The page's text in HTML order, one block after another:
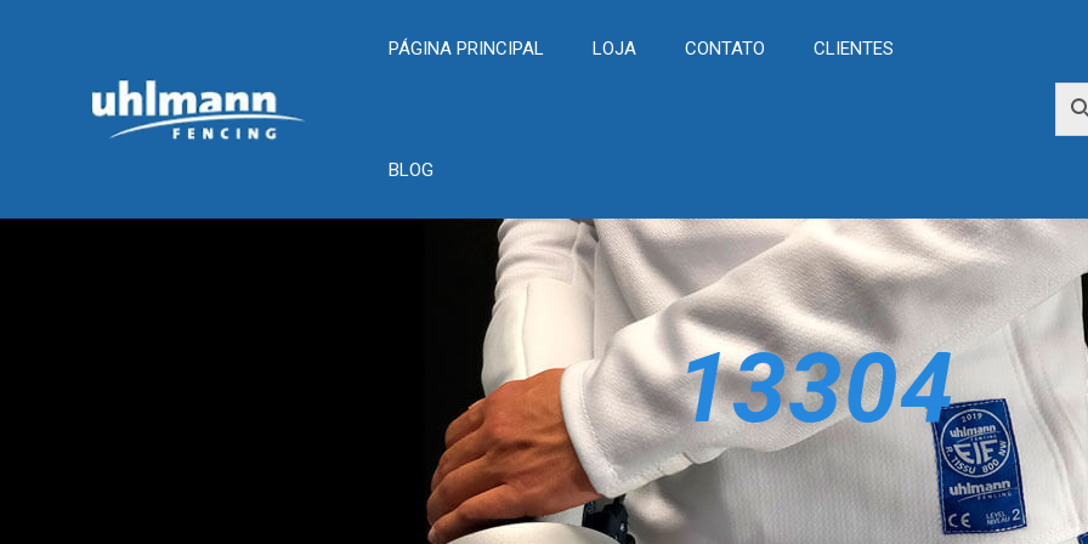
PÁGINA PRINCIPAL LOJA CONTATO CLIENTES
BLOG
13304